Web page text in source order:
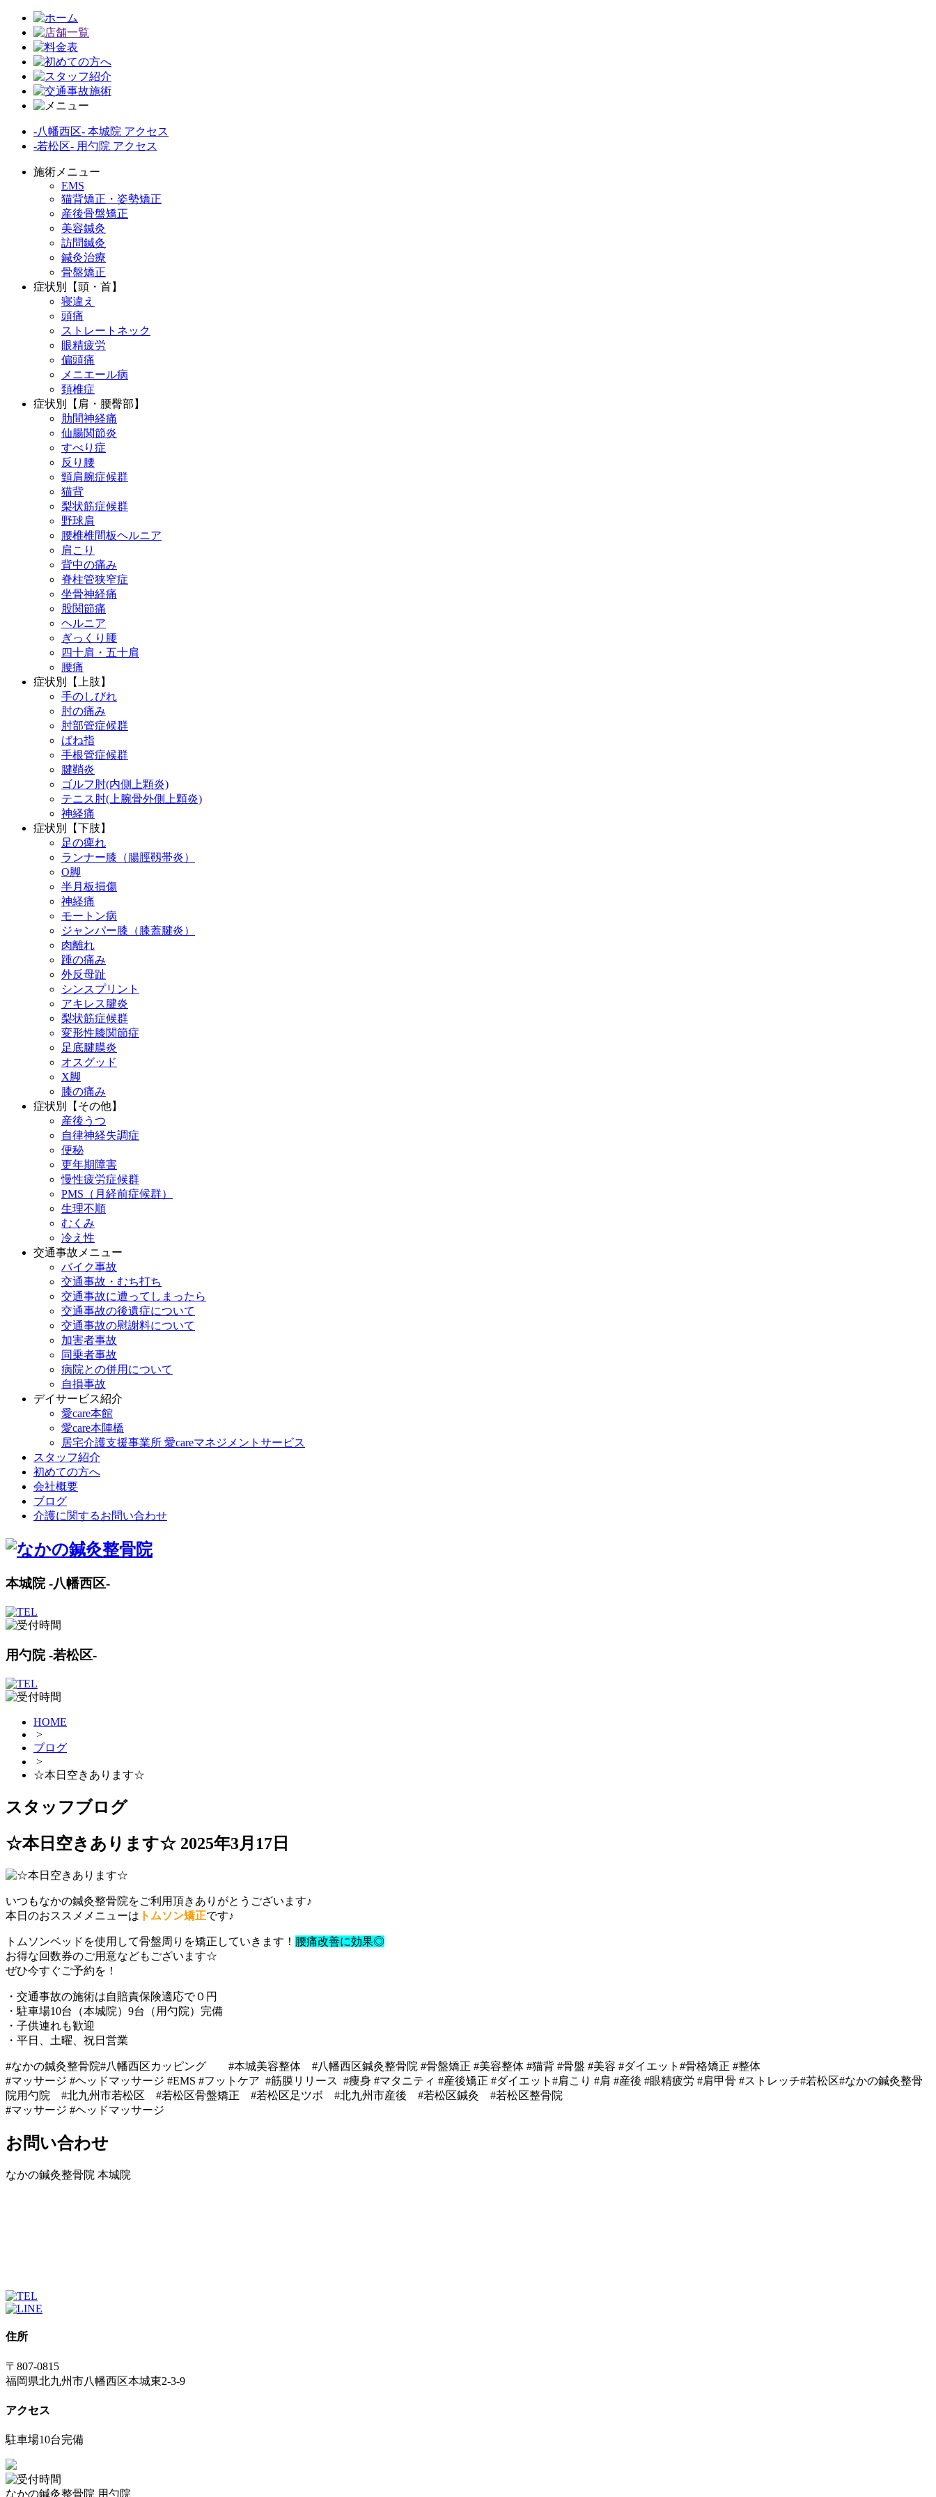
-八幡西区- 本城院 アクセス
-若松区- 用勺院 アクセス
施術メニュー
EMS
猫背矯正・姿勢矯正
産後骨盤矯正
美容鍼灸
訪問鍼灸
鍼灸治療
骨盤矯正
症状別【頭・首】
寝違え
頭痛
ストレートネック
眼精疲労
偏頭痛
メニエール病
頚椎症
症状別【肩・腰臀部】
肋間神経痛
仙腸関節炎
すべり症
反り腰
頸肩腕症候群
猫背
梨状筋症候群
野球肩
腰椎椎間板ヘルニア
肩こり
背中の痛み
脊柱管狭窄症
坐骨神経痛
股関節痛
ヘルニア
ぎっくり腰
四十肩・五十肩
腰痛
症状別【上肢】
手のしびれ
肘の痛み
肘部管症候群
ばね指
手根管症候群
腱鞘炎
ゴルフ肘(内側上顆炎)
テニス肘(上腕骨外側上顆炎)
神経痛
症状別【下肢】
足の痺れ
ランナー膝（腸脛靱帯炎）
O脚
半月板損傷
神経痛
モートン病
ジャンパー膝（膝蓋腱炎）
肉離れ
踵の痛み
外反母趾
シンスプリント
アキレス腱炎
梨状筋症候群
変形性膝関節症
足底腱膜炎
オスグッド
X脚
膝の痛み
症状別【その他】
産後うつ
自律神経失調症
便秘
更年期障害
慢性疲労症候群
PMS（月経前症候群）
生理不順
むくみ
冷え性
交通事故メニュー
バイク事故
交通事故・むち打ち
交通事故に遭ってしまったら
交通事故の後遺症について
交通事故の慰謝料について
加害者事故
同乗者事故
病院との併用について
自損事故
デイサービス紹介
愛care本館
愛care本陣橋
居宅介護支援事業所 愛careマネジメントサービス
スタッフ紹介
初めての方へ
会社概要
ブログ
介護に関するお問い合わせ
本城院 -八幡西区-
用勺院 -若松区-
HOME
>
ブログ
>
☆本日空きあります☆
スタッフブログ
☆本日空きあります☆ 2025年3月17日
いつもなかの鍼灸整骨院をご利用頂きありがとうございます♪
本日のおススメメニューは トムソン矯正です♪
トムソンベッドを使用して骨盤周りを矯正していきます！ 腰痛改善に効果◎
お得な回数券のご用意などもございます☆
ぜひ今すぐご予約を！
・交通事故の施術は自賠責保険適応で０円
・駐車場10台（本城院）9台（用勺院）完備
・子供連れも歓迎
・平日、土曜、祝日営業
#なかの鍼灸整骨院#八幡西区カッピング #本城美容整体 #八幡西区鍼灸整骨院 #骨盤矯正 #美容整体 #猫背 #骨盤 #美容 #ダイエット#骨格矯正 #整体
#マッサージ #ヘッドマッサージ #EMS #フットケア #筋膜リリース #痩身 #マタニティ #産後矯正 #ダイエット#肩こり #肩 #産後 #眼精疲労 #肩甲骨 #ストレッチ#若松区#なかの鍼灸整骨
院用勺院 #北九州市若松区 #若松区骨盤矯正 #若松区足ツボ #北九州市産後 #若松区鍼灸 #若松区整骨院
#マッサージ #ヘッドマッサージ
お問い合わせ
なかの鍼灸整骨院 本城院
住所
〒807-0815
福岡県北九州市八幡西区本城東2-3-9
アクセス
駐車場10台完備
なかの鍼灸整骨院 用勺院